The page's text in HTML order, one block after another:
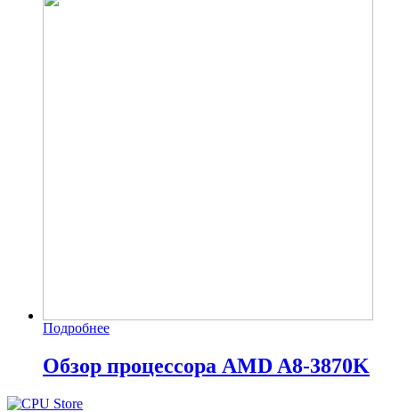
Подробнее
Обзор процессора AMD A8-3870K